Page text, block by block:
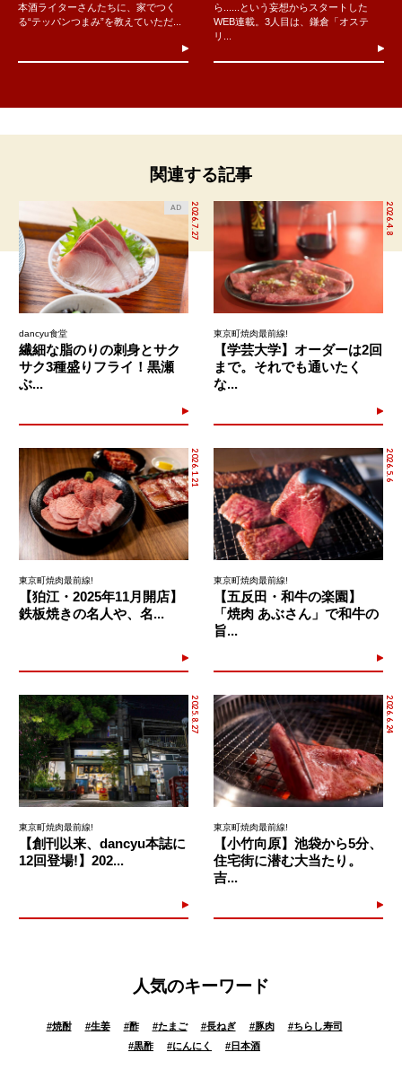
本酒ライターさんたちに、家でつく
る“テッパンつまみ”を教えていただ...
ら......という妄想からスタートした
WEB連載。3人目は、鎌倉「オステ
リ...
関連する記事
2026.7.27
AD
dancyu食堂
繊細な脂のりの刺身とサク
サク3種盛りフライ！黒瀬
ぶ...
2026.4.8
東京町焼肉最前線!
【学芸大学】オーダーは2回
まで。それでも通いたく
な...
2026.1.21
東京町焼肉最前線!
【狛江・2025年11月開店】
鉄板焼きの名人や、名...
2026.5.6
東京町焼肉最前線!
【五反田・和牛の楽園】
「焼肉 あぶさん」で和牛の
旨...
2025.8.27
東京町焼肉最前線!
【創刊以来、dancyu本誌に
12回登場!】202...
2026.6.24
東京町焼肉最前線!
【小竹向原】池袋から5分、
住宅街に潜む大当たり。
吉...
人気のキーワード
#焼酎 #生姜 #酢 #たまご #長ねぎ #豚肉 #ちらし寿司
#黒酢 #にんにく #日本酒